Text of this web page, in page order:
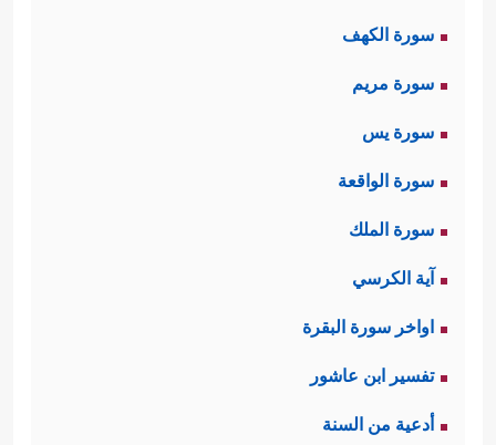
سورة الكهف
سورة مريم
سورة يس
سورة الواقعة
سورة الملك
آية الكرسي
اواخر سورة البقرة
تفسير ابن عاشور
أدعية من السنة